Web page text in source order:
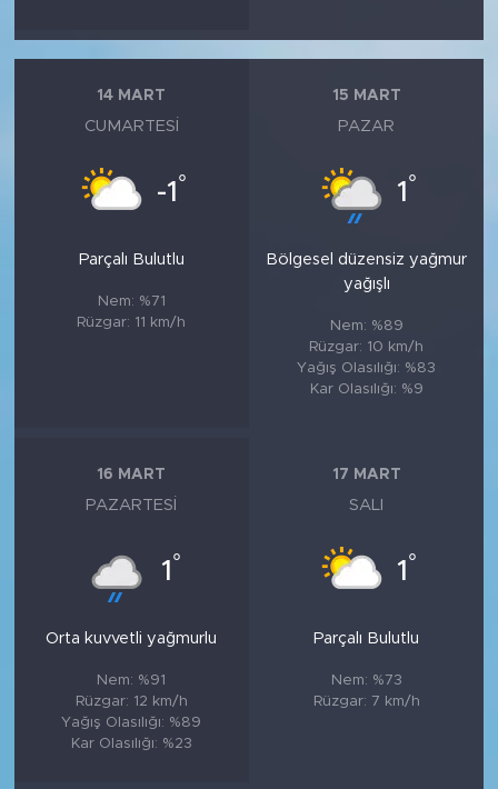
14 MART
CUMARTESI
-1 °
Parçalı Bulutlu
Nem: %71
Rüzgar: 11 km/h
15 MART
PAZAR
1 °
Bölgesel düzensiz yağmur
yağışlı
Nem: %89
Rüzgar: 10 km/h
Yağış Olasılığı: %83
Kar Olasılığı: %9
16 MART
PAZARTESI
1 °
Orta kuvvetli yağmurlu
Nem: %91
Rüzgar: 12 km/h
Yağış Olasılığı: %89
Kar Olasılığı: %23
17 MART
SALI
1 °
Parçalı Bulutlu
Nem: %73
Rüzgar: 7 km/h